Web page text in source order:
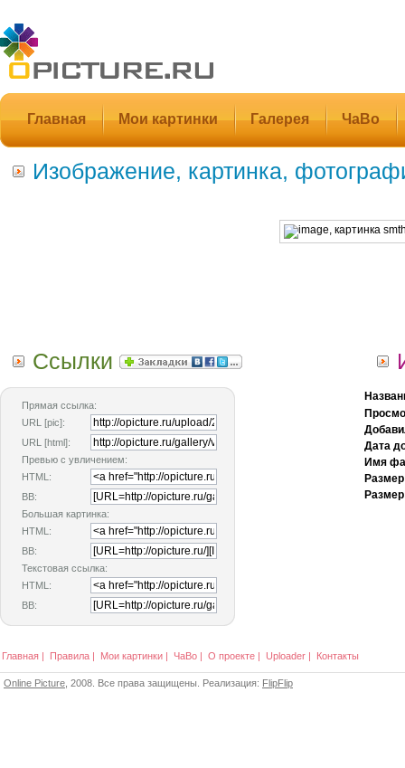
Главная Мои картинки Галерея ЧаВо
Изображение, картинка,
Ссылки
Прямая ссылка:
URL [pic]:
URL [html]:
Превью с увличением:
HTML:
BB:
Большая картинка:
HTML:
BB:
Текстовая ссылка:
HTML:
BB:
Дата
Имя
Главная | Правила | Мои картинки | ЧаВо | О проекте | Uploader | Контакты
Online Picture , 2008. Все права защищены. Реализация: FlipFlip